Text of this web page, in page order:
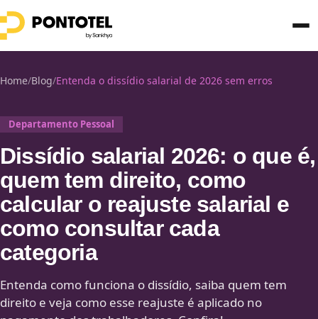
Home/Blog/Entenda o dissídio salarial de 2026 sem erros
Departamento Pessoal
Dissídio salarial 2026: o que é,
quem tem direito, como
calcular o reajuste salarial e
como consultar cada
categoria
Entenda como funciona o dissídio, saiba quem tem
direito e veja como esse reajuste é aplicado no